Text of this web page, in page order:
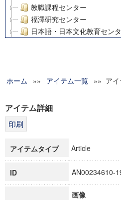
教職課程センター
福澤研究センター
日本語・日本文化教育セン
グローバルリサーチインス
科学研究費補助金研究成果報
博士課程教育リーディング
ホーム »» アイテム一覧 »» アイ
アイテム詳細
アイテムタイプ Article
ID AN00234610-
画像